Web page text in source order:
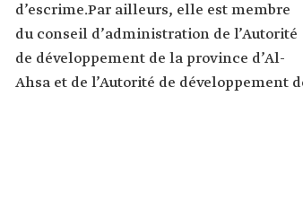
d’escrime.Par ailleurs, elle est membre
du conseil d’administration de l’Autorité
de développement de la province d’Al-
Ahsa et de l’Autorité de développement